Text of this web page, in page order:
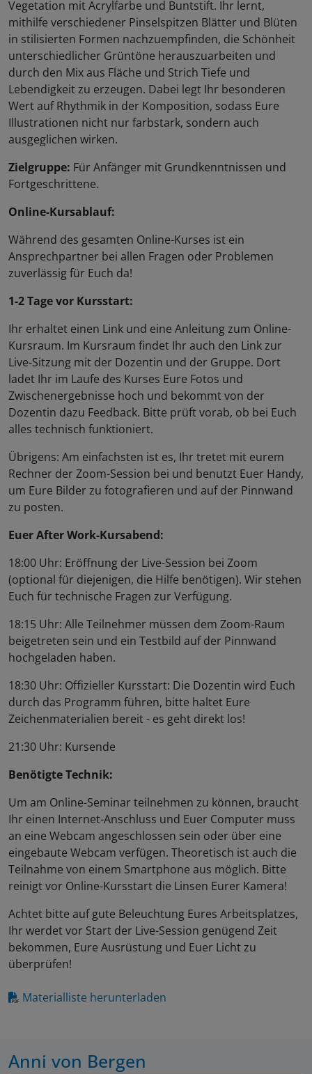
Vegetation mit Acrylfarbe und Buntstift. Ihr lernt,
mithilfe verschiedener Pinselspitzen Blätter und Blüten
in stilisierten Formen nachzuempfinden, die Schönheit
unterschiedlicher Grüntöne herauszuarbeiten und
durch den Mix aus Fläche und Strich Tiefe und
Lebendigkeit zu erzeugen. Dabei legt Ihr besonderen
Wert auf Rhythmik in der Komposition, sodass Eure
Illustrationen nicht nur farbstark, sondern auch
ausgeglichen wirken.
Zielgruppe: Für Anfänger mit Grundkenntnissen und
Fortgeschrittene.
Online-Kursablauf:
Während des gesamten Online-Kurses ist ein
Ansprechpartner bei allen Fragen oder Problemen
zuverlässig für Euch da!
1-2 Tage vor Kursstart:
Ihr erhaltet einen Link und eine Anleitung zum Online-
Kursraum. Im Kursraum findet Ihr auch den Link zur
Live-Sitzung mit der Dozentin und der Gruppe. Dort
ladet Ihr im Laufe des Kurses Eure Fotos und
Zwischenergebnisse hoch und bekommt von der
Dozentin dazu Feedback. Bitte prüft vorab, ob bei Euch
alles technisch funktioniert.
Übrigens: Am einfachsten ist es, Ihr tretet mit eurem
Rechner der Zoom-Session bei und benutzt Euer Handy,
um Eure Bilder zu fotografieren und auf der Pinnwand
zu posten.
Euer After Work-Kursabend:
18:00 Uhr: Eröffnung der Live-Session bei Zoom
(optional für diejenigen, die Hilfe benötigen). Wir stehen
Euch für technische Fragen zur Verfügung.
18:15 Uhr: Alle Teilnehmer müssen dem Zoom-Raum
beigetreten sein und ein Testbild auf der Pinnwand
hochgeladen haben.
18:30 Uhr: Offizieller Kursstart: Die Dozentin wird Euch
durch das Programm führen, bitte haltet Eure
Zeichenmaterialien bereit - es geht direkt los!
21:30 Uhr: Kursende
Benötigte Technik:
Um am Online-Seminar teilnehmen zu können, braucht
Ihr einen Internet-Anschluss und Euer Computer muss
an eine Webcam angeschlossen sein oder über eine
eingebaute Webcam verfügen. Theoretisch ist auch die
Teilnahme von einem Smartphone aus möglich. Bitte
reinigt vor Online-Kursstart die Linsen Eurer Kamera!
Achtet bitte auf gute Beleuchtung Eures Arbeitsplatzes,
Ihr werdet vor Start der Live-Session genügend Zeit
bekommen, Eure Ausrüstung und Euer Licht zu
überprüfen!
Materialliste herunterladen
Anni von Bergen